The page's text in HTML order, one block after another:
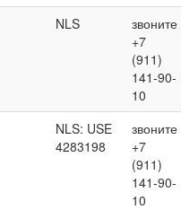
NLS
звоните
+7
(911)
141-90-
10
NLS: USE
4283198
звоните
+7
(911)
141-90-
10